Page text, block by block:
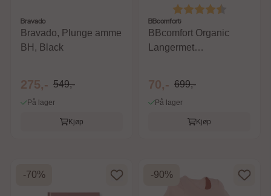
Bravado
Bravado, Plunge amme
BH, Black
275,- 549,-
På lager
Kjøp
Karakter:
BBcomfort
BBcomfort Organic
Langermet
70,- 699,-
På lager
Kjøp
-70% -90%